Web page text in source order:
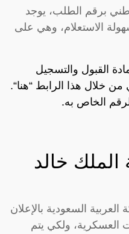
برقم الطلب، يوجد
الاستعلام، وهي على
القبول والتسجيل
خلال هذا الرابط “هنا“.
الخاص به.
خالد
السعودية بالإعلان
العسكرية، ولكي يتم